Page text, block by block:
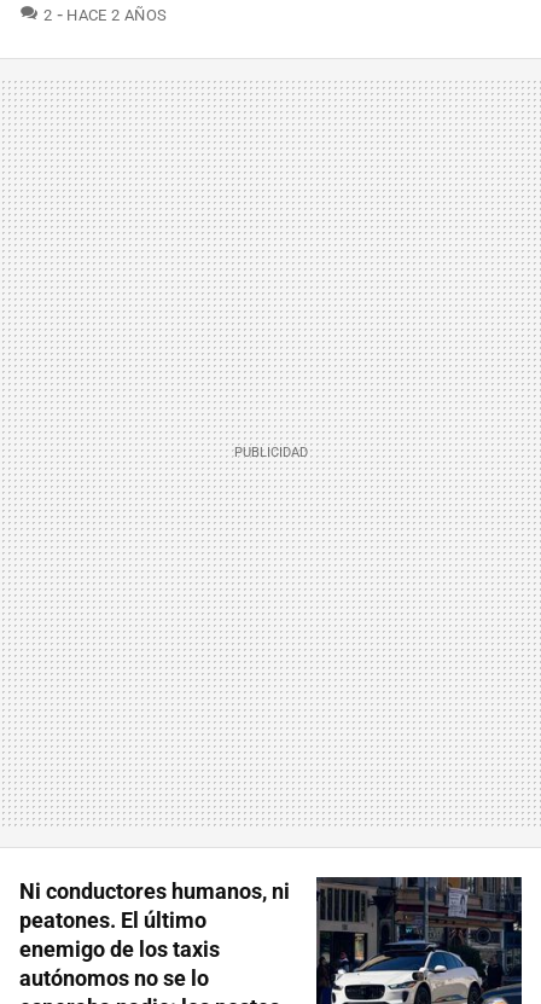
2 COMENTARIOS
HACE 2 AÑOS
Ni conductores humanos, ni
peatones. El último
enemigo de los taxis
autónomos no se lo